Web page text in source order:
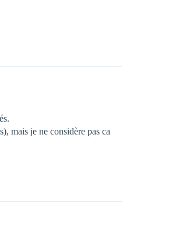
mais je ne considère pas ca